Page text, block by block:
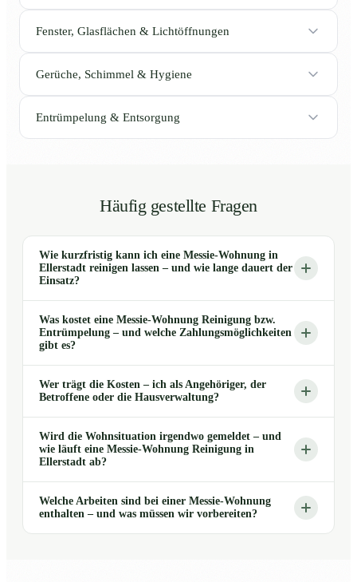
Fenster, Glasflächen & Lichtöffnungen
Gerüche, Schimmel & Hygiene
Entrümpelung & Entsorgung
Häufig gestellte Fragen
Wie kurzfristig kann ich eine Messie-Wohnung in
Ellerstadt reinigen lassen – und wie lange dauert der
Einsatz?
Was kostet eine Messie-Wohnung Reinigung bzw.
Entrümpelung – und welche Zahlungsmöglichkeiten
gibt es?
Wer trägt die Kosten – ich als Angehöriger, der
Betroffene oder die Hausverwaltung?
Wird die Wohnsituation irgendwo gemeldet – und
wie läuft eine Messie-Wohnung Reinigung in
Ellerstadt ab?
Welche Arbeiten sind bei einer Messie-Wohnung
enthalten – und was müssen wir vorbereiten?